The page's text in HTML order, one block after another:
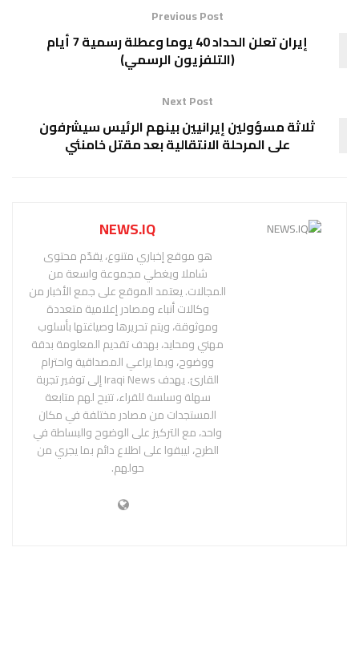
Previous Post
إيران تعلن الحداد 40 يوما وعطلة رسمية 7 أيام
(التلفزيون الرسمي)
Next Post
ثلاثة مسؤولين إيرانيين بينهم الرئيس سيشرفون
على المرحلة الانتقالية بعد مقتل خامنئي
NEWS.IQ
هو موقع إخباري متنوع، يقدّم محتوى
شاملا ويغطي مجموعة واسعة من
المجالات. يعتمد الموقع على جمع الأخبار من
وكالات أنباء ومصادر إعلامية متعددة
وموثوقة، ويتم تحريرها وصياغتها بأسلوب
مهني ومحايد، بهدف تقديم المعلومة بدقة
ووضوح، وبما يراعي المصداقية واحترام
القارئ. يهدف Iraqi News إلى توفير تجربة
سهلة وسلسة للقراء، تتيح لهم متابعة
المستجدات من مصادر مختلفة في مكان
واحد، مع التركيز على الوضوح والبساطة في
الطرح، ليبقوا على اطلاع دائم بما يجري من
حولهم.